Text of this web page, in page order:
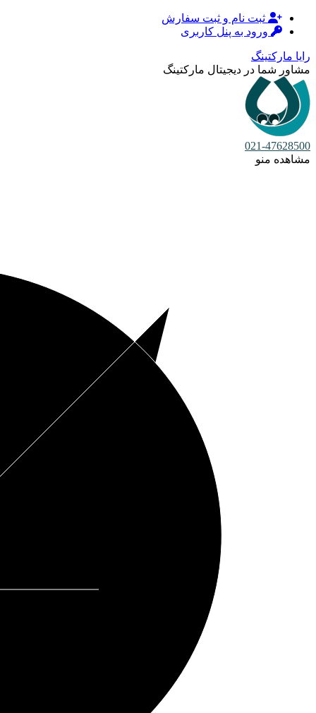
ثبت نام و ثبت سفارش
ورود به پنل کاربری
رایا مارکتینگ
مشاور شما در دیجیتال مارکتینگ
021-47628500
مشاهده منو